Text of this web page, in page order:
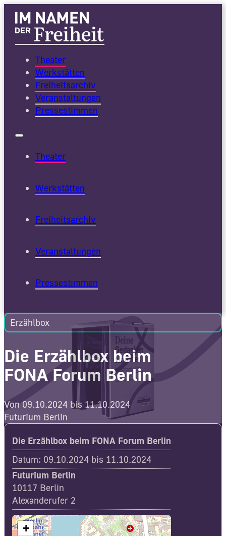
Theater
Werkstätten
Freiheitsarchiv
Veranstaltungen
Pressestimmen
Theater
Werkstätten
Freiheitsarchiv
Veranstaltungen
Pressestimmen
Erzählbox
Die Erzählbox beim
FONA Forum Berlin
Von 09.10.2024 bis 11.10.2024
Futurium Berlin
Die Erzählbox beim FONA Forum Berlin
Datum: 09.10.2024 bis 11.10.2024
Futurium Berlin
10117 Berlin
Alexanderufer 2
+